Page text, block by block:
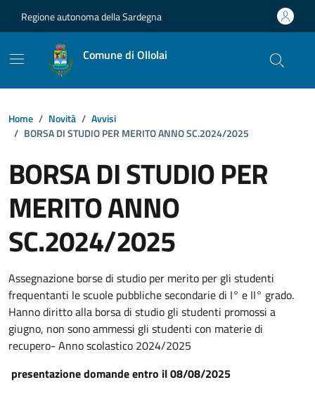
Regione autonoma della Sardegna
Comune di Ollolai
Home Novità
Avvisi
BORSA DI STUDIO PER MERITO ANNO SC.2024/2025
BORSA DI STUDIO PER
MERITO ANNO
SC.2024/2025
Dettagli della notizia
Assegnazione borse di studio per merito per gli studenti
frequentanti le scuole pubbliche secondarie di I° e II° grado.
Hanno diritto alla borsa di studio gli studenti promossi a
giugno, non sono ammessi gli studenti con materie di
recupero- Anno scolastico 2024/2025
presentazione domande entro il 08/08/2025